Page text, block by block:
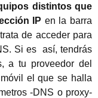
distintos que
IP en la barra
de acceder para
Si es así, tendrás
a tu proveedor del
el que se halla
-DNS o proxy-